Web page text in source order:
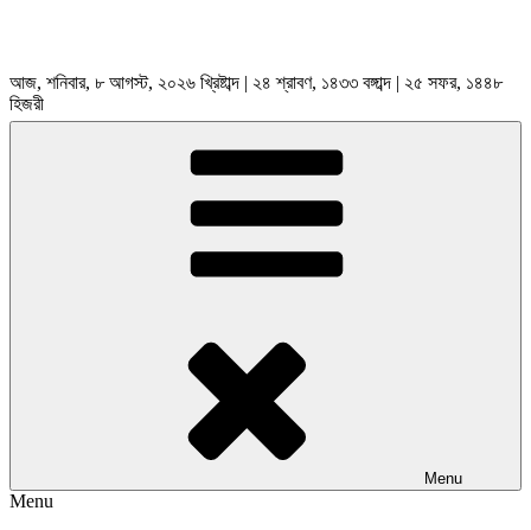
আজ, শনিবার, ৮ আগস্ট, ২০২৬ খ্রিষ্টাব্দ | ২৪ শ্রাবণ, ১৪৩৩ বঙ্গাব্দ | ২৫ সফর, ১৪৪৮
হিজরী
Menu
Menu